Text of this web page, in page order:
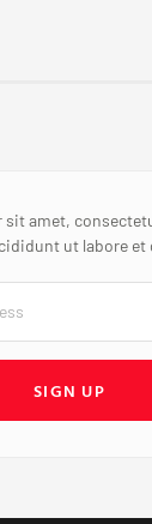
sit amet,
ut labore et
SIGN UP